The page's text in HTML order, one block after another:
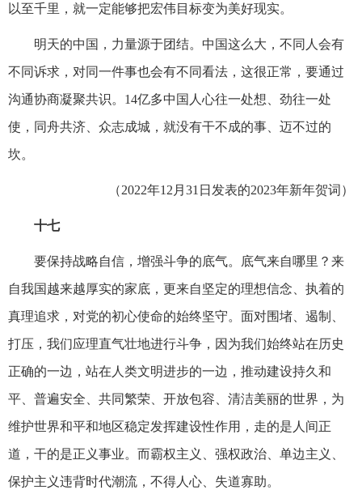
以至千里，就一定能够把宏伟目标变为美好现实。
明天的中国，力量源于团结。中国这么大，不同人会有
不同诉求，对同一件事也会有不同看法，这很正常，要通过
沟通协商凝聚共识。14亿多中国人心往一处想、劲往一处
使，同舟共济、众志成城，就没有干不成的事、迈不过的
坎。
（2022年12月31日发表的2023年新年贺词）
十七
要保持战略自信，增强斗争的底气。底气来自哪里？来
自我国越来越厚实的家底，更来自坚定的理想信念、执着的
真理追求，对党的初心使命的始终坚守。面对围堵、遏制、
打压，我们应理直气壮地进行斗争，因为我们始终站在历史
正确的一边，站在人类文明进步的一边，推动建设持久和
平、普遍安全、共同繁荣、开放包容、清洁美丽的世界，为
维护世界和平和地区稳定发挥建设性作用，走的是人间正
道，干的是正义事业。而霸权主义、强权政治、单边主义、
保护主义违背时代潮流，不得人心、失道寡助。